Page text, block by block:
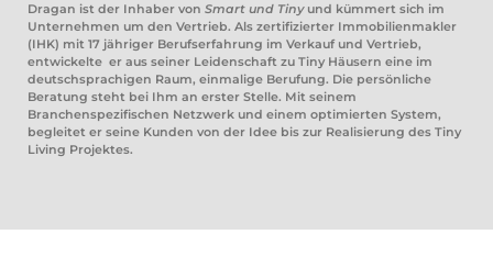
Dragan ist der Inhaber von Smart und Tinyund kümmert sich im
Unternehmen um den Vertrieb. Als zertifizierter Immobilienmakler
(IHK) mit 17 jähriger Berufserfahrung im Verkauf und Vertrieb,
entwickelte er aus seiner Leidenschaft zu Tiny Häusern eine im
deutschsprachigen Raum, einmalige Berufung. Die persönliche
Beratung steht bei Ihm an erster Stelle. Mit seinem
Branchenspezifischen Netzwerk und einem optimierten System,
begleitet er seine Kunden von der Idee bis zur Realisierung des Tiny
Living Projektes.